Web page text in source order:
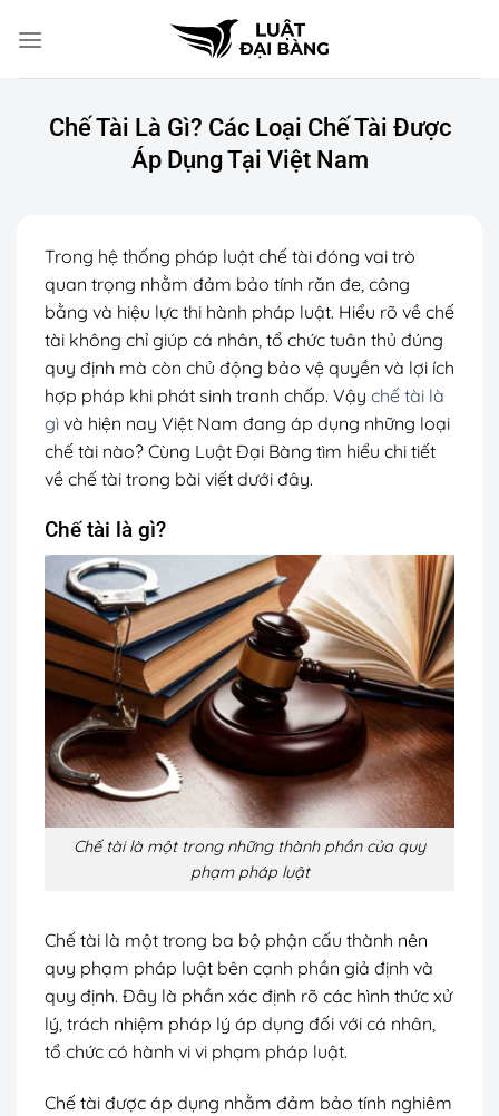
đến
Chế Tài Là Gì? Các Loại Chế Tài Được
Áp Dụng Tại Việt Nam
Trong hệ thống pháp luật chế tài đóng vai trò
quan trọng nhằm đảm bảo tính răn đe, công
bằng và hiệu lực thi hành pháp luật. Hiểu rõ về chế
tài không chỉ giúp cá nhân, tổ chức tuân thủ đúng
quy định mà còn chủ động bảo vệ quyền và lợi ích
hợp pháp khi phát sinh tranh chấp. Vậy chế tài là
gì và hiện nay Việt Nam đang áp dụng những loại
chế tài nào? Cùng Luật Đại Bàng tìm hiểu chi tiết
về chế tài trong bài viết dưới đây.
Chế tài là gì?
Chế tài là một trong những thành phần của quy
phạm pháp luật
Chế tài là một trong ba bộ phận cấu thành nên
quy phạm pháp luật bên cạnh phần giả định và
quy định. Đây là phần xác định rõ các hình thức xử
lý, trách nhiệm pháp lý áp dụng đối với cá nhân,
tổ chức có hành vi vi phạm pháp luật.
Chế tài được áp dụng nhằm đảm bảo tính nghiêm